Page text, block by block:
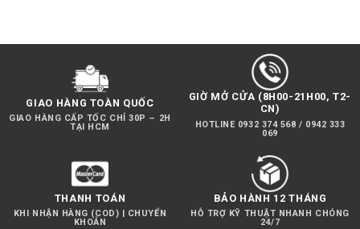
GIAO HÀNG TOÀN QUỐC
GIAO HÀNG CẤP TỐC CHỈ 30P – 2H
TẠI HCM
GIỜ MỞ CỬA (8H00-21H00, T2-
CN)
HOTLINE 0932 374 568 / 0942 333
069
THANH TOÁN
KHI NHẬN HÀNG (COD) | CHUYỂN
KHOẢN
BẢO HÀNH 12 THÁNG
HỖ TRỢ KỸ THUẬT NHANH CHÓNG
24/7